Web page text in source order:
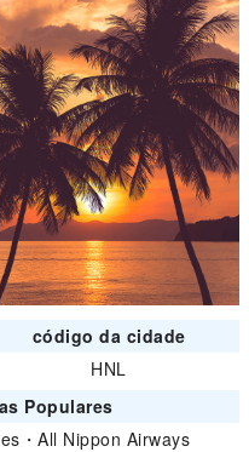
código da cidade
HNL
Populares
・All Nippon Airways